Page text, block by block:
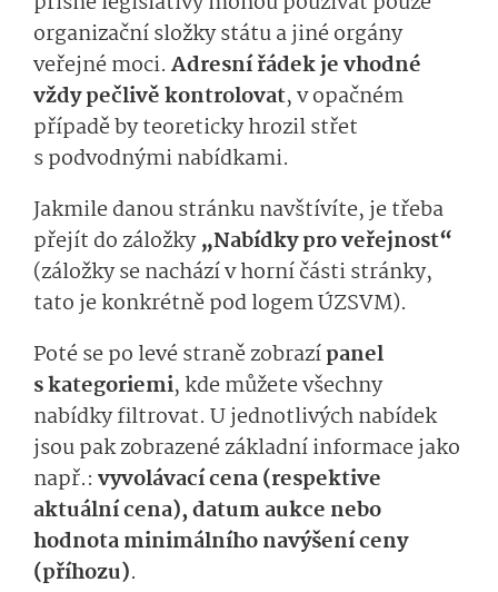
organizační složky státu a jiné orgány
veřejné moci. Adresní řádek je vhodné
vždy pečlivě kontrolovat, v opačném
případě by teoreticky hrozil střet
s podvodnými nabídkami.
Jakmile danou stránku navštívíte, je třeba
přejít do záložky„Nabídky pro veřejnost“
(záložky se nachází v horní části stránky,
tato je konkrétně pod logem ÚZSVM).
Poté se po levé straně zobrazípanel
s kategoriemi, kde můžete všechny
nabídky filtrovat. U jednotlivých nabídek
jsou pak zobrazené základní informace jako
např.: vyvolávací cena (respektive
aktuální cena), datum aukce nebo
hodnota minimálního navýšení ceny
(příhozu).